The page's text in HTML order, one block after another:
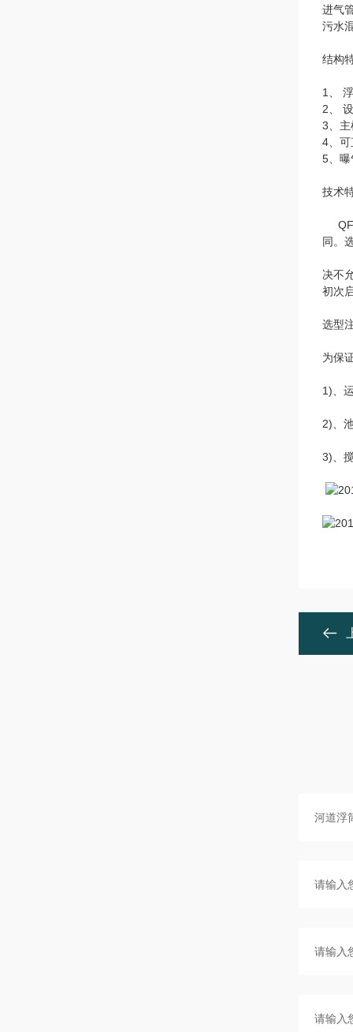
进气
污水
结构
1、
2、
3、主
4、可
5、曝
技术
同。
决不
初次
选型
为保
1)、
2)、
3)、